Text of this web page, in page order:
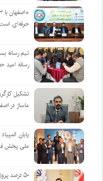
حرفه‌ای
تیم رسانه
رسانه امید
تشکیل
ماساژ در
پایان
ملی پخش
۵۰ درصد